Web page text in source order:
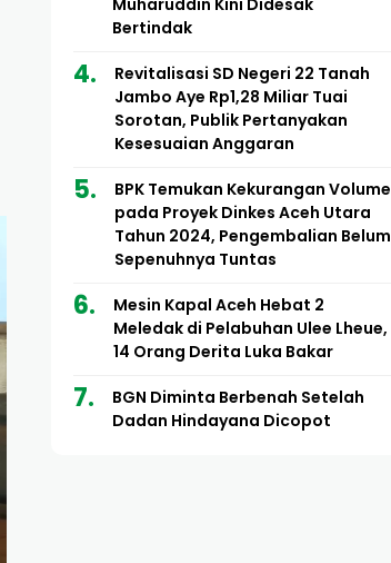
Bertindak
Revitalisasi SD Negeri 22 Tanah
Jambo Aye Rp1,28 Miliar Tuai
Sorotan, Publik Pertanyakan
Kesesuaian Anggaran
BPK Temukan Kekurangan Volume
pada Proyek Dinkes Aceh Utara
Tahun 2024, Pengembalian Belum
Sepenuhnya Tuntas
Mesin Kapal Aceh Hebat 2
Meledak di Pelabuhan Ulee Lheue,
14 Orang Derita Luka Bakar
BGN Diminta Berbenah Setelah
Dadan Hindayana Dicopot